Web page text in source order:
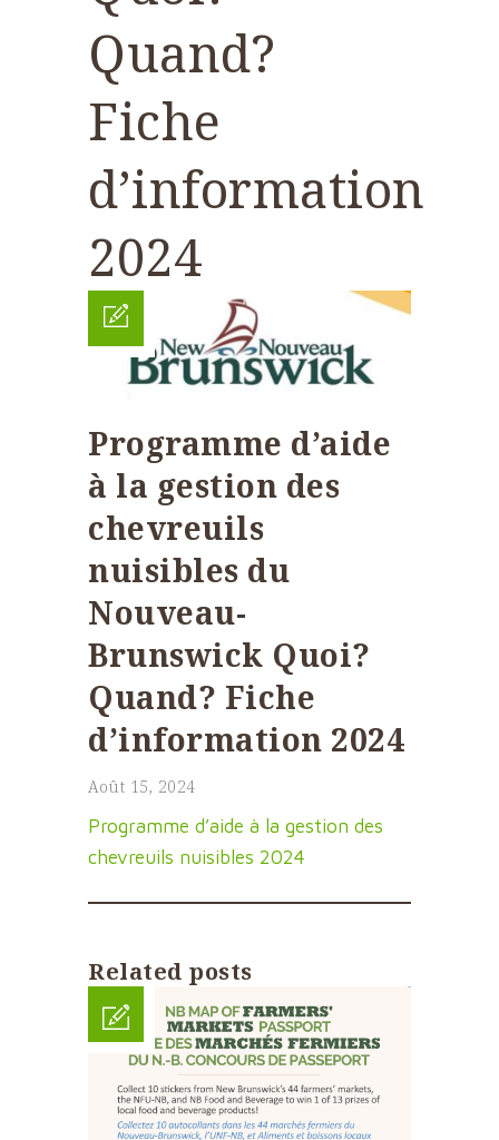
Quand?
Fiche
d’information
2024
Programme d’aide
à la gestion des
chevreuils
nuisibles du
Nouveau-
Brunswick Quoi?
Quand? Fiche
d’information 2024
Août 15, 2024
Programme d’aide à la gestion des
chevreuils nuisibles 2024
Related posts